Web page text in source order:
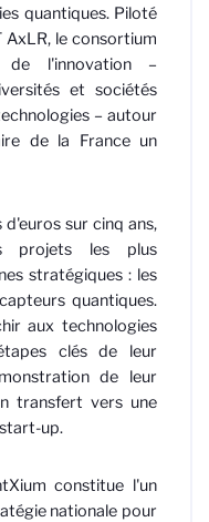
quantiques. Piloté
AxLR, le consortium
de l'innovation –
et sociétés
– autour
de la France un
sur cinq ans,
projets les plus
stratégiques : les
quantiques.
aux technologies
clés de leur
de leur
transfert vers une
up.
constitue l'un
nationale pour